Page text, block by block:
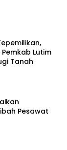
Lutim
Tanah
Pesawat